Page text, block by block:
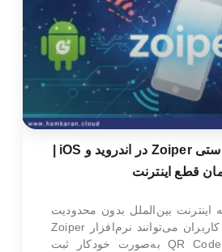
آموزش کانفیگ دستی Zoiper در اندروید و iOS |
قطع اینترنت
بین‌الملل بدون محدودیت
در دسترس است، کاربران می‌توانند نرم‌افزار Zoiper
را تنها با اسکن QR Code به‌صورت خودکار ثبت